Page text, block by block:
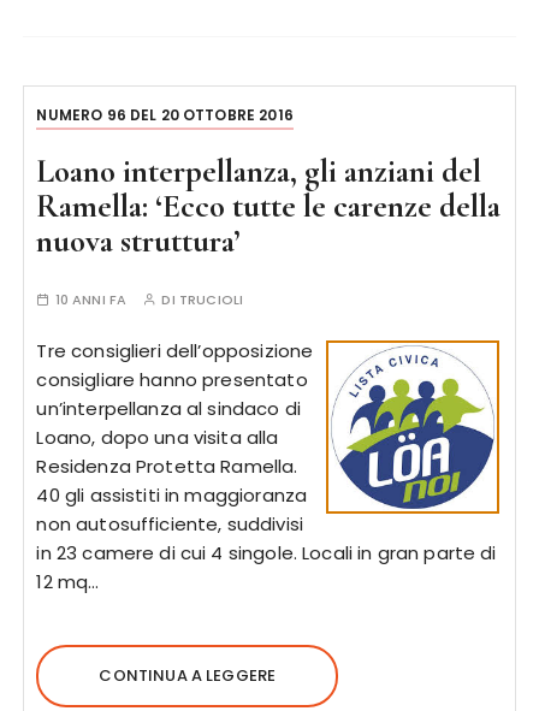
NUMERO 96 DEL 20 OTTOBRE 2016
Loano interpellanza, gli anziani del
Ramella: ‘Ecco tutte le carenze della
nuova struttura’
10 ANNI FA DI TRUCIOLI
Tre consiglieri dell’opposizione
consigliare hanno presentato
un’interpellanza al sindaco di
Loano, dopo una visita alla
Residenza Protetta Ramella.
40 gli assistiti in maggioranza
non autosufficiente, suddivisi
in 23 camere di cui 4 singole. Locali in gran parte di
12 mq…
CONTINUA A LEGGERE